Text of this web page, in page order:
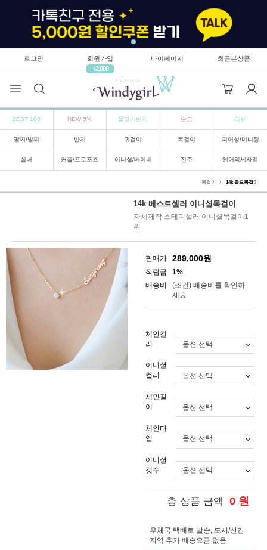
로그인
회원가입
+2,000
마이페이지 최근본상품
BEST 100 NEW 5% 물고기반지 순금 리뷰
팔찌/발찌 반지 귀걸이 목걸이 피어싱/미니링
실버 커플/프로포즈 이니셜/베이비 진주 헤어악세사리
목걸이 14k 골드목걸이
14k 베스트셀러 이니셜목걸이
자체제작 스테디셀러 이니셜목걸이1
위
판매가 289,000원
적립금
1%
배송비
(조건) 배송비를 확인하
세요
체인컬
러
이니셜
컬러
체인길
이
체인타
입
이니셜
갯수
총 상품 금액 0 원
우체국 택배로 발송, 도서/산간
지역 추가 배송요금 없음